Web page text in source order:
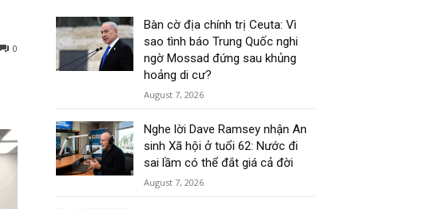
0
Bàn cờ địa chính trị Ceuta: Vì
sao tình báo Trung Quốc nghi
ngờ Mossad đứng sau khủng
hoảng di cư?
August 7, 2026
Nghe lời Dave Ramsey nhận An
sinh Xã hội ở tuổi 62: Nước đi
sai lầm có thể đắt giá cả đời
August 7, 2026